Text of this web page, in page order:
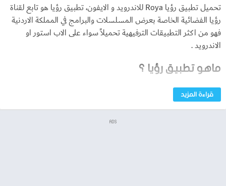
تحميل تطبيق رؤيا Roya للاندرويد و الايفون، تطبيق رؤيا هو تابع لقناة
رؤيا الفضائية الخاصة بعرض المسلسلات والبرامج في المملكة الاردنية
فهو من اكثر التطبيقات الترفيهية تحميلاً سواء على الاب استور او
الاندرويد .
ماهو تطبيق رؤيا ؟
هو احدى التطبيقات الترفيهية التابعة للقناة الفضائية الاردنية رؤيا
والتطبيق خاص بعرض المسلسلات والبرامج، التطبيق يعرض كل ما
يبث على قناة رؤيا سواء من محتوى يخص قضايا المواطن الاردني أو ما
قراءة المزيد
ADS